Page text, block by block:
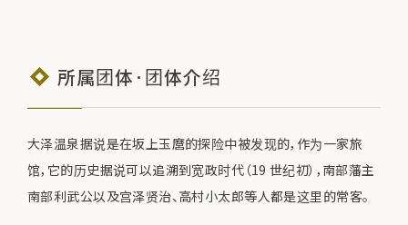
所属团体·团体介绍
大泽温泉据说是在坂上玉麿的探险中被发现的，作为一家旅
馆，它的历史据说可以追溯到宽政时代（19 世纪初），南部藩主
南部利武公以及宫泽贤治、高村小太郎等人都是这里的常客。